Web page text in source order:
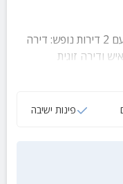
חו]שה מושלמתץ במץתחם אירוח עם 2 דירות נופש: דירה
משפחתית המתאימה ללינה עד 7 איש ודירה זוגית
חדר שינה עם מיטה
פינות ישיבה